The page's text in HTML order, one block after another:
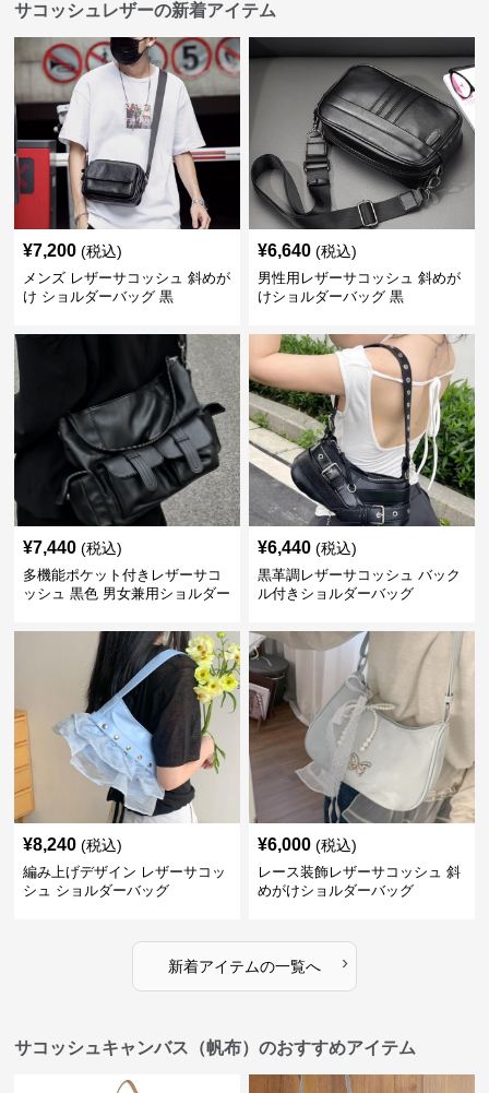
サコッシュレザーの新着アイテム
¥7,200 (税込)
メンズ レザーサコッシュ 斜めが
け ショルダーバッグ 黒
¥6,640 (税込)
男性用レザーサコッシュ 斜めが
けショルダーバッグ 黒
¥7,440 (税込)
多機能ポケット付きレザーサコ
ッシュ 黒色 男女兼用ショルダー
¥6,440 (税込)
黒革調レザーサコッシュ バック
ル付きショルダーバッグ
¥8,240 (税込)
編み上げデザイン レザーサコッ
シュ ショルダーバッグ
¥6,000 (税込)
レース装飾レザーサコッシュ 斜
めがけショルダーバッグ
新着アイテムの一覧へ ›
サコッシュキャンバス（帆布）のおすすめアイテム